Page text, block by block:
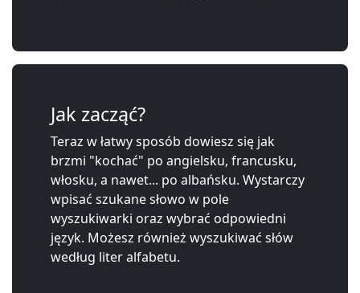
Jak zacząć?
Teraz w łatwy sposób dowiesz się jak
brzmi "kochać" po angielsku, francusku,
włosku, a nawet... po albańsku. Wystarczy
wpisać szukane słowo w pole
wyszukiwarki oraz wybrać odpowiedni
język. Możesz również wyszukiwać słów
według liter alfabetu.